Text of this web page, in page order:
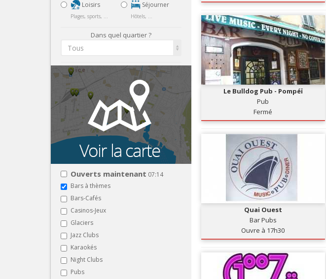
Loisirs
Plages, sports, ...
Séjourner
Hôtels, ...
Dans quel quartier ?
Tous
Ouverts maintenant 07:14
Bars à thèmes
Bars-Cafés
Casinos-Jeux
Glaciers
Jazz Clubs
Karaokés
Night Clubs
Pubs
Le Bulldog Pub - Pompéï
Pub
Fermé
Quai Ouest
Bar Pubs
Ouvre à 17h30